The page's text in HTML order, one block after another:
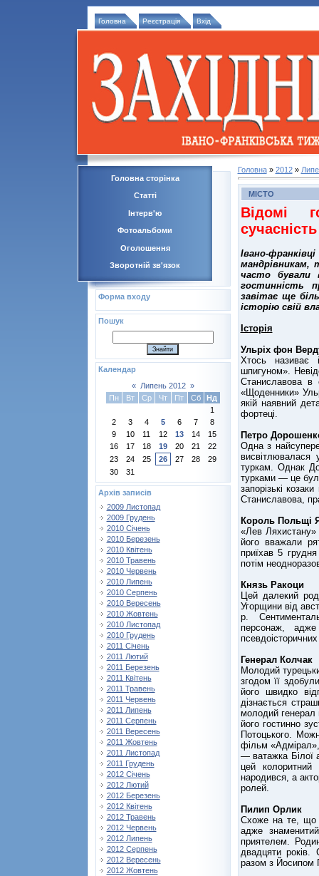
Головна Реєстрація Вхід
Головна сторінка
Статті
Інтерв'ю
Фотоальбоми
Оголошення
Зворотній зв'язок
Форма входу
Пошук
Календар
«
Липень 2012 »
Пн
Вт Ср Чт Пт Сб
Нд
1
2
3 4 5 6 7
8
9
10 11 12 13 14
15
16
17 18 19 20 21
22
23
24 25 26 27 28
29
30
31
Архів записів
2009 Листопад
2009 Грудень
2010 Січень
2010 Березень
2010 Квітень
2010 Травень
2010 Червень
2010 Липень
2010 Серпень
2010 Вересень
2010 Жовтень
2010 Листопад
2010 Грудень
2011 Січень
2011 Лютий
2011 Березень
2011 Квітень
2011 Травень
2011 Червень
2011 Липень
2011 Серпень
2011 Вересень
2011 Жовтень
2011 Листопад
2011 Грудень
2012 Січень
2012 Лютий
2012 Березень
2012 Квітень
2012 Травень
2012 Червень
2012 Липень
2012 Серпень
2012 Вересень
2012 Жовтень
Головна» 2012 »
МІСТО
Відомі
сучасність
Івано-
мандрівникам,
часто бували
гостинність
завітає ще
історію свій
Історія
Ульріх фон
Хтось називає
шпигуном».
Станиславова в
«Щоденники»
якій наявний
фортеці.
Петро
Одна з
туркам. Однак
турками — це
запорізькі
Станиславова,
Король Польщі
«Лев
його вважали
приїхав 5
потім
Князь Ракоци
Цей далекий
Угорщини від
р.
персонаж,
Генерал Колчак
Молодий
згодом її
його швидко
дізнається
молодий генерал
його гостинно
Потоцького.
фільм
— ватажка Білої
цей колоритний
народився, а
ролей.
Пилип Орлик
Схоже на те, що
адже
приятелем.
двадцяти
разом з Йосипом